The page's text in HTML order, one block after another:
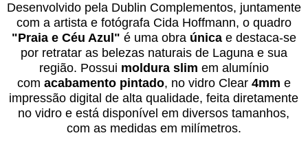
Desenvolvido pela Dublin Complementos, juntamente
com a artista e fotógrafa Cida Hoffmann, o quadro
"Praia e Céu Azul" é uma obra únicae destaca-se
por retratar as belezas naturais de Laguna e sua
região. Possui moldura slim em alumínio
com acabamento pintado, no vidro Clear 4mm e
impressão digital de alta qualidade, feita diretamente
no vidro e está disponível em diversos tamanhos,
com as medidas em milímetros.